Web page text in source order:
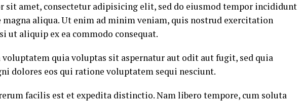
sit amet, consectetur adipisicing elit, sed do eiusmod tempor incididunt
aliqua. Ut enim ad minim veniam, quis nostrud exercitation
ut aliquip ex ea commodo consequat.
quia voluptas sit aspernatur aut odit aut fugit, sed quia
dolores eos qui ratione voluptatem sequi nesciunt.
facilis est et expedita distinctio. Nam libero tempore, cum soluta